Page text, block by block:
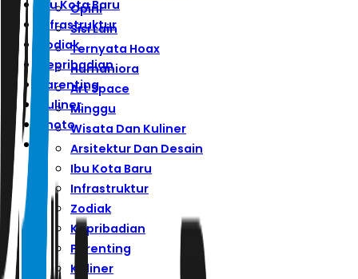
Ibu Kota Baru
Infrastruktur
Zodiak
Kepribadian
Parenting
Kuliner
Photo
Opini
Sisi Lain
Ternyata Hoax
Humaniora
Art Space
Minggu
Wisata Dan Kuliner
Arsitektur Dan Desain
Ibu Kota Baru
Infrastruktur
Zodiak
Kepribadian
Parenting
Kuliner